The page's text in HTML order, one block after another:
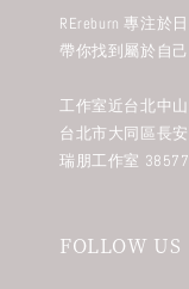
REreburn 專注於
帶你找到屬於自己
工作室近台北中
台北市大同區長
瑞朋工作室
FOLLOW US